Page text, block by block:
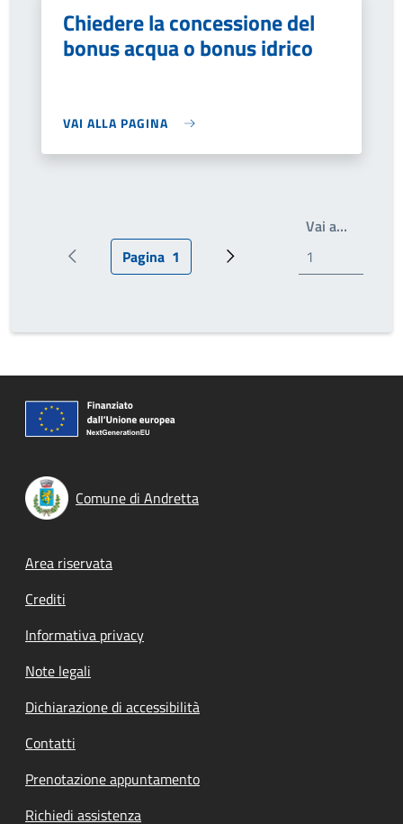
Chiedere la concessione del
bonus acqua o bonus idrico
VAI ALLA PAGINA
Pagina precedentePagina attuale
Pagina 1 Prossima pagina
Vai a…
Comune di Andretta
Footer menu
Area riservata
Crediti
Informativa privacy
Note legali
Dichiarazione di accessibilità
Contatti
Prenotazione appuntamento
Richiedi assistenza